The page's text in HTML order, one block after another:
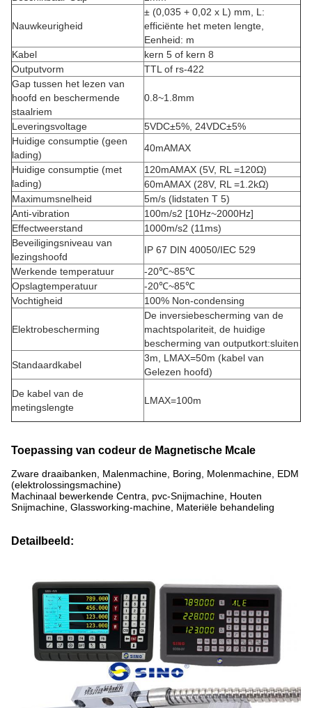
Nauwkeurigheid
± (0,035 + 0,02 x L) mm, L:
efficiënte het meten lengte,
Eenheid: m
Kabel
kern 5 of kern 8
Outputvorm
TTL of rs-422
Gap tussen het lezen van
hoofd en beschermende
staalriem
0.8~1.8mm
Leveringsvoltage
5VDC±5%, 24VDC±5%
Huidige consumptie (geen
lading)
40mAMAX
Huidige consumptie (met
lading)
120mAMAX (5V, RL =120Ω)
60mAMAX (28V, RL =1.2kΩ)
Maximumsnelheid
5m/s (lidstaten T 5)
Anti-vibration
100m/s2 [10Hz~2000Hz]
Effectweerstand
1000m/s2 (11ms)
Beveiligingsniveau van
lezingshoofd
IP 67 DIN 40050/IEC 529
Werkende temperatuur
-20℃~85℃
Opslagtemperatuur
-20℃~85℃
Vochtigheid
100% Non-condensing
Elektrobescherming
De inversiebescherming van de
machtspolariteit, de huidige
bescherming van outputkort:sluiten
Standaardkabel
3m, LMAX=50m (kabel van
Gelezen hoofd)
De kabel van de
metingslengte
LMAX=100m
Toepassing van codeur de Magnetische Mcale
Zware draaibanken, Malenmachine, Boring, Molenmachine, EDM
(elektrolossingsmachine)
Machinaal bewerkende Centra, pvc-Snijmachine, Houten
Snijmachine, Glassworking-machine, Materiële behandeling
Detailbeeld: